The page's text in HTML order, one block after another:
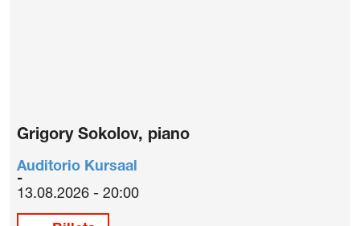
Grigory Sokolov, piano
Auditorio Kursaal
13.08.2026 - 20:00